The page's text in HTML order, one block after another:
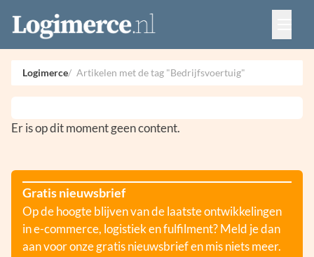
Vacatures
Events
Adverteren
Partners
Logimerce Artikelen met de tag "Bedrijfsvoertuig"
Er is op dit moment geen content.
Gratis nieuwsbrief
Op de hoogte blijven van de laatste ontwikkelingen
in e-commerce, logistiek en fulfilment? Meld je dan
aan voor onze gratis nieuwsbrief en mis niets meer.